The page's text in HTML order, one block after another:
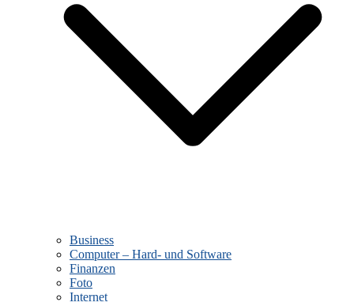
Business
Computer – Hard- und Software
Finanzen
Foto
Internet